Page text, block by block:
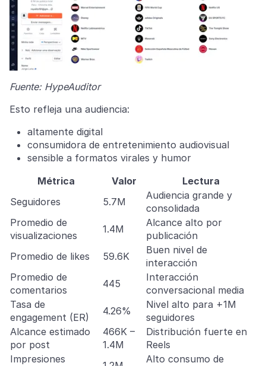
Fuente: HypeAuditor
Esto refleja una audiencia:
altamente digital
consumidora de entretenimiento audiovisual
sensible a formatos virales y humor
Métrica
Valor
Lectura
Seguidores
5.7M
Audiencia grande y
consolidada
Promedio de
visualizaciones
1.4M
Alcance alto por
publicación
Promedio de likes
59.6K
Buen nivel de
interacción
Promedio de
comentarios
445
Interacción
conversacional media
Tasa de
engagement (ER)
4.26%
Nivel alto para +1M
seguidores
Alcance estimado
por post
466K –
1.4M
Distribución fuerte en
Reels
Impresiones
Alto consumo de